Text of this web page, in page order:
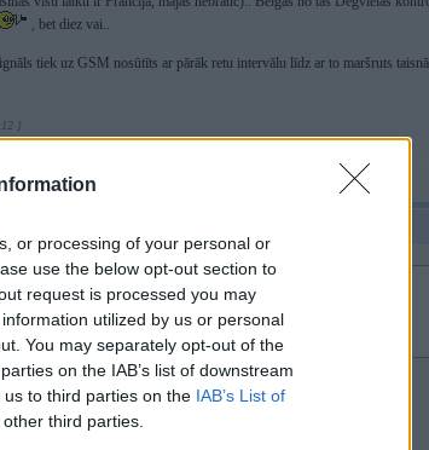
or processing of your personal or
use the below opt-out section to
request is processed you may
utilized by us or personal
You may separately opt-out of the
on the IAB’s list of downstream
to third parties on the IAB’s List of
third parties.
, bet diez vai..
tiek uz GSM nosūtīts ar pārāk retu intervālu līdz ar to maršruts
]
GPS, kas pieslēgtas pie centrālā kompja